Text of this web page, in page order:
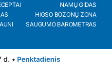
NAMŲ GIDAS
HIGSO BOZONŲ ZONA
SAUGUMO BAROMETRAS
d. • Penktadienis